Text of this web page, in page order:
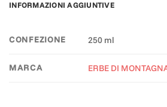
INFORMAZIONI AGGIUNTIVE
CONFEZIONE 250 ml
MARCA ERBE DI